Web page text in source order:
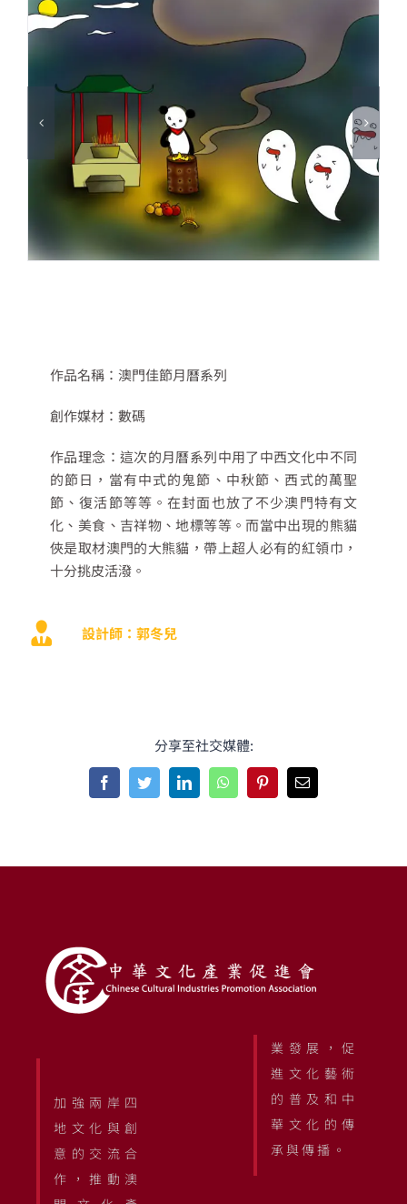
作品名稱：澳門佳節月曆系列
創作媒材：數碼
作品理念：這次的月曆系列中用了中西文化中不同
的節日，當有中式的鬼節、中秋節、西式的萬聖
節、復活節等等。在封面也放了不少澳門特有文
化、美食、吉祥物、地標等等。而當中出現的熊貓
俠是取材澳門的大熊貓，帶上超人必有的紅領巾，
十分挑皮活潑。
設計師：郭冬兒
分享至社交媒體:
FacebookTwitterLinkedInWhatsAppPinterestEmail
加強兩岸四
地文化與創
意的交流合
作，推動澳
業發展，促
進文化藝術
的普及和中
華文化的傳
承與傳播。